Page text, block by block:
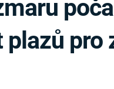
RODINA
plazů pro